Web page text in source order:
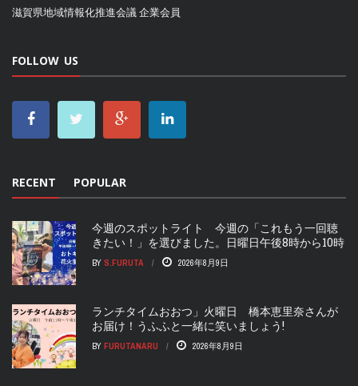
滋賀県地域情報化推進会議企業会員
FOLLOW US
RECENT POPULAR
今週のスポットライト 今週の「これもう一回聴
きたい！」を選びました。日曜日午後8時から10時
BY S.FURUTA 2026年8月9日
ランチタイムおおつ」火曜日 橋本恵里奈さんが
お届け！うふふと一緒に笑いましょう!
BY FURUTANARU 2026年8月9日